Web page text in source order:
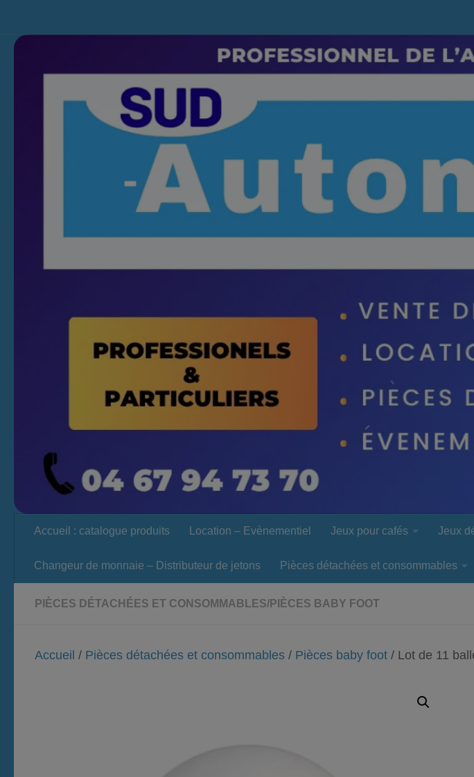
Accueil : catalogue produits Location – Evènementiel Jeux pour cafés Jeux
Changeur de monnaie – Distributeur de jetons Pièces détachées et consommables
PIÈCES DÉTACHÉES ET CONSOMMABLES/PIÈCES BABY FOOT
Accueil / Pièces détachées et consommables / Pièces baby foot / Lot de 11